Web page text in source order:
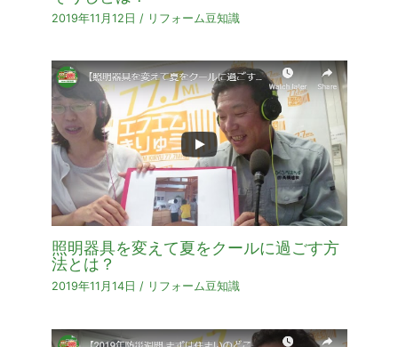
2019年11月12日 / リフォーム豆知識
照明器具を変えて夏をクールに過ごす方
法とは？
2019年11月14日 / リフォーム豆知識